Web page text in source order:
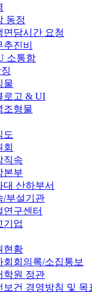
동정
면담시간 요청
추진비
소통함
물
로고 & UI
조형물
도
회
직속
본부
대 산하부서
/부설기관
연구센터
기업
현황
회회의록/소집통보
학원 정관
보건 경영방침 및 목